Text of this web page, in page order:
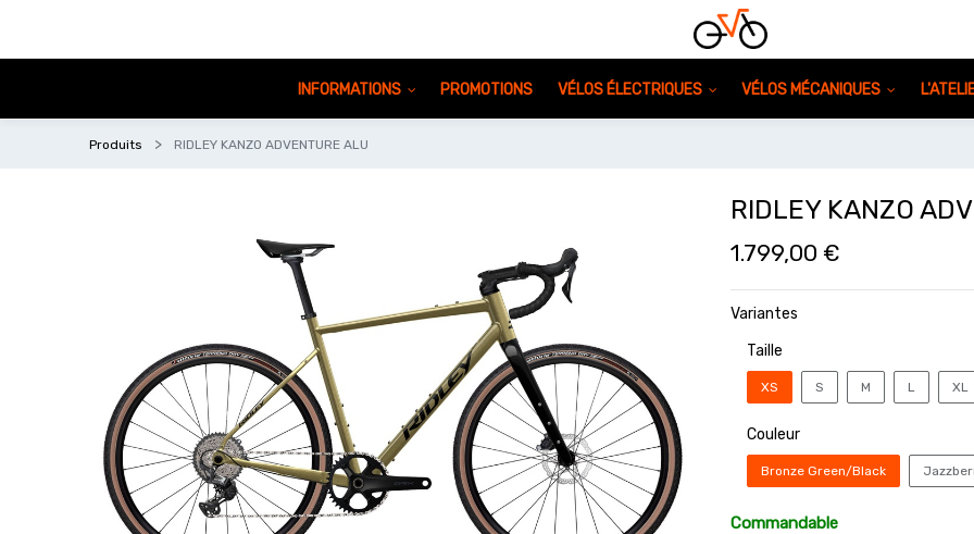
INFORMATIONS PROMOTIONS VÉLOS ÉLECTRIQUES VÉLOS MÉCANIQUES
Produits RIDLEY KANZO ADVENTURE ALU
RIDLEY KANZO
1.799,00 €
Variantes
Taille
XS S M L XL
Couleur
Bronze Green/Black
Commandable